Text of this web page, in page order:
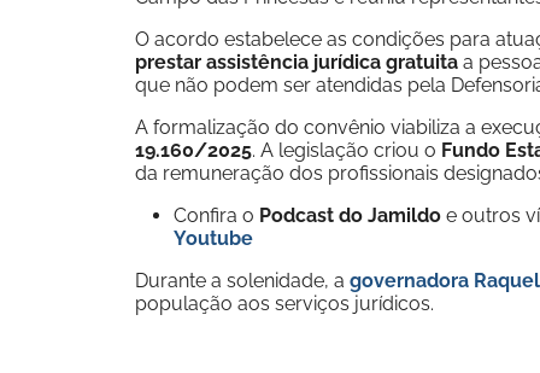
O acordo estabelece as condições para
prestar assistência jurídica gratuita a
que não podem ser atendidas pela
A formalização do convênio viabiliza a
19.160/2025. A legislação criou o Fundo
da remuneração dos profissionais
Confira o Podcast do Jamildo e outros
Youtube
Durante a solenidade, a governadora Raquel
população aos serviços jurídicos.